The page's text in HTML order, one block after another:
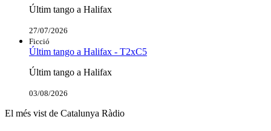
Últim tango a Halifax
27/07/2026
Ficció
Últim tango a Halifax - T2xC5
Últim tango a Halifax
03/08/2026
El més vist de Catalunya Ràdio